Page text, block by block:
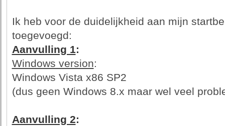
Ik heb voor de duidelijkheid aan mijn
toegevoegd:
Aanvulling 1:
Windows version:
Windows Vista x86 SP2
(dus geen Windows 8.x maar wel veel
Aanvulling 2: